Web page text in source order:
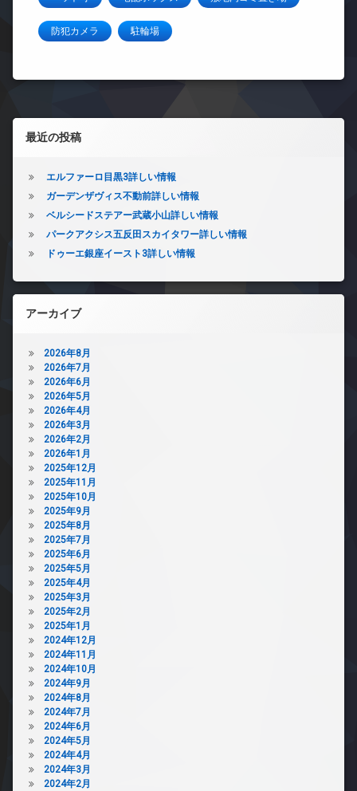
防犯カメラ 駐輪場
左サイドバー
最近の投稿
エルファーロ目黒3詳しい情報
ガーデンザヴィス不動前詳しい情報
ベルシードステアー武蔵小山詳しい情報
パークアクシス五反田スカイタワー詳しい情報
ドゥーエ銀座イースト3詳しい情報
アーカイブ
2026年8月
2026年7月
2026年6月
2026年5月
2026年4月
2026年3月
2026年2月
2026年1月
2025年12月
2025年11月
2025年10月
2025年9月
2025年8月
2025年7月
2025年6月
2025年5月
2025年4月
2025年3月
2025年2月
2025年1月
2024年12月
2024年11月
2024年10月
2024年9月
2024年8月
2024年7月
2024年6月
2024年5月
2024年4月
2024年3月
2024年2月